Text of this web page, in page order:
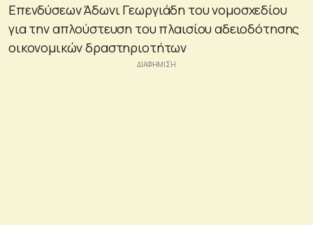
Επενδύσεων Άδωνι Γεωργιάδη του νομοσχεδίου
για την απλούστευση του πλαισίου αδειοδότησης
οικονομικών δραστηριοτήτων